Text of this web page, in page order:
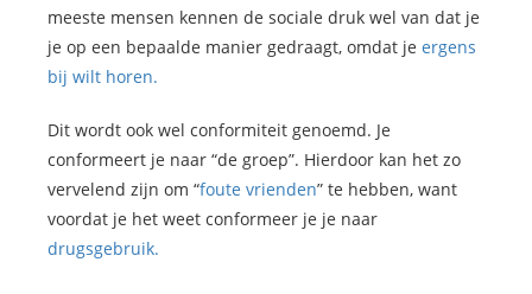
meeste mensen kennen de sociale druk wel van dat je
je op een bepaalde manier gedraagt, omdat je ergens
bij wilt horen.
Dit wordt ook wel conformiteit genoemd. Je
conformeert je naar “de groep”. Hierdoor kan het zo
vervelend zijn om “foute vrienden” te hebben, want
voordat je het weet conformeer je je naar
drugsgebruik.